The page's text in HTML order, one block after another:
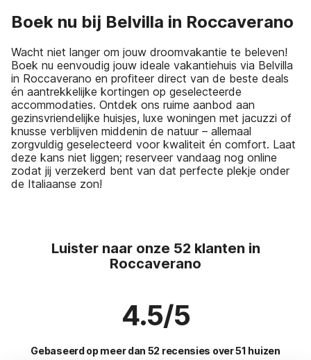
Boek nu bij Belvilla in Roccaverano
Wacht niet langer om jouw droomvakantie te beleven!
Boek nu eenvoudig jouw ideale vakantiehuis via Belvilla
in Roccaverano en profiteer direct van de beste deals
én aantrekkelijke kortingen op geselecteerde
accommodaties. Ontdek ons ruime aanbod aan
gezinsvriendelijke huisjes, luxe woningen met jacuzzi of
knusse verblijven middenin de natuur – allemaal
zorgvuldig geselecteerd voor kwaliteit én comfort. Laat
deze kans niet liggen; reserveer vandaag nog online
zodat jij verzekerd bent van dat perfecte plekje onder
de Italiaanse zon!
Luister naar onze 52 klanten in
Roccaverano
4.5/5
Gebaseerd op meer dan 52 recensies over 51 huizen